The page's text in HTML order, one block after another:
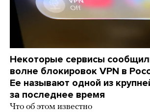
Некоторые сервисы
волне блокировок VPN в
Ее называют одной из
за последнее время
Что об этом известно